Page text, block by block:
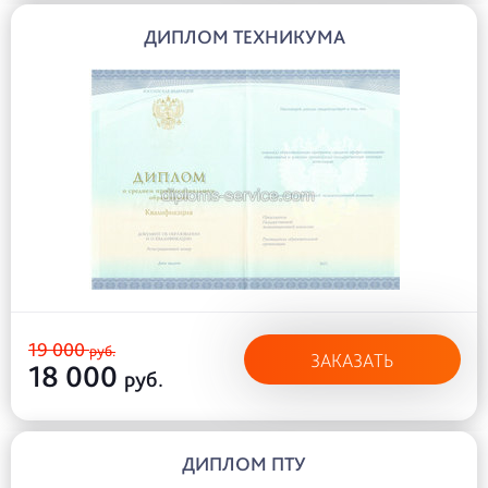
ДИПЛОМ ТЕХНИКУМА
19 000руб.
18 000 руб.
ЗАКАЗАТЬ
ДИПЛОМ ПТУ